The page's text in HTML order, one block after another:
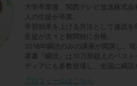
大学卒業後、関西テレビ放送株式
人の生徒が卒業。
学習効果を上げる方法として速読
生徒が次々と難関校に合格。
2018年瞬読のみの講座が開講し、
著書『瞬読』は10万部超えのベス
ディアにも多数登場し、全国に瞬読
プロフィールはこちら